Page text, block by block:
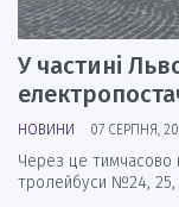
У частині
НОВИНИ 07 СЕРПНЯ,
Через це тимчасово
тролейбуси №24, 25,